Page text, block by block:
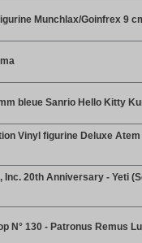
Munchlax/Goinfrex 9
bleue Sanrio Hello Kitty
Vinyl figurine Deluxe Atem
Inc. 20th Anniversary - Yeti
N° 130 - Patronus Remus